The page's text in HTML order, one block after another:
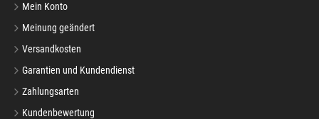
Mein Konto
Meinung geändert
Versandkosten
Garantien und Kundendienst
Zahlungsarten
Kundenbewertung